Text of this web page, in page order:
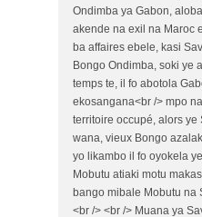
Ondimba ya Gabon,
akende na exil na Maroc
ba affaires ebele, kasi
Bongo Ondimba, soki ye
temps te, il fo abotola
ekosangana<br /> mpo
territoire occupé, alors
wana, vieux Bongo
yo likambo il fo oyokela
Mobutu atiaki motu
bango mibale Mobutu na
<br /> <br /> Muana ya